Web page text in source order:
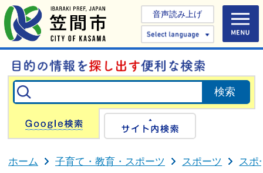
音声読み上げ
Select
Google検索
ホーム 子育て・教育・スポーツ スポーツ スポ